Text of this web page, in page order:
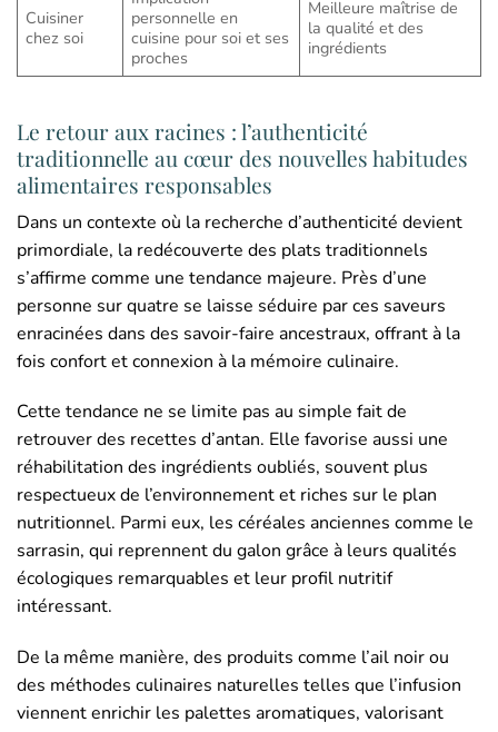
Cuisiner
chez soi
personnelle en
cuisine pour soi et ses
proches
Meilleure maîtrise de
la qualité et des
ingrédients
Le retour aux racines : l’authenticité
traditionnelle au cœur des nouvelles habitudes
alimentaires responsables
Dans un contexte où la recherche d’authenticité devient
primordiale, la redécouverte des plats traditionnels
s’affirme comme une tendance majeure. Près d’une
personne sur quatre se laisse séduire par ces saveurs
enracinées dans des savoir-faire ancestraux, offrant à la
fois confort et connexion à la mémoire culinaire.
Cette tendance ne se limite pas au simple fait de
retrouver des recettes d’antan. Elle favorise aussi une
réhabilitation des ingrédients oubliés, souvent plus
respectueux de l’environnement et riches sur le plan
nutritionnel. Parmi eux, les céréales anciennes comme le
sarrasin, qui reprennent du galon grâce à leurs qualités
écologiques remarquables et leur profil nutritif
intéressant.
De la même manière, des produits comme l’ail noir ou
des méthodes culinaires naturelles telles que l’infusion
viennent enrichir les palettes aromatiques, valorisant